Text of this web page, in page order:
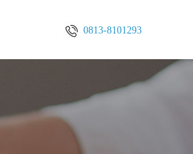
0813-8101293